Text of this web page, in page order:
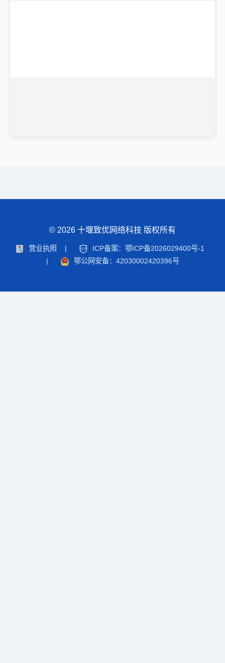
© 2026 十堰致优网络科技 版权所有
营业执照 |
ICP备案：鄂ICP备2026029400号-1
|
鄂公网安备：42030002420396号